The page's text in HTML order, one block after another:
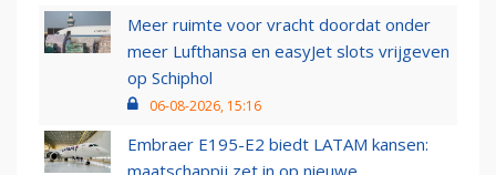
Meer ruimte voor vracht doordat onder
meer Lufthansa en easyJet slots vrijgeven
op Schiphol
06-08-2026, 15:16
Embraer E195-E2 biedt LATAM kansen: